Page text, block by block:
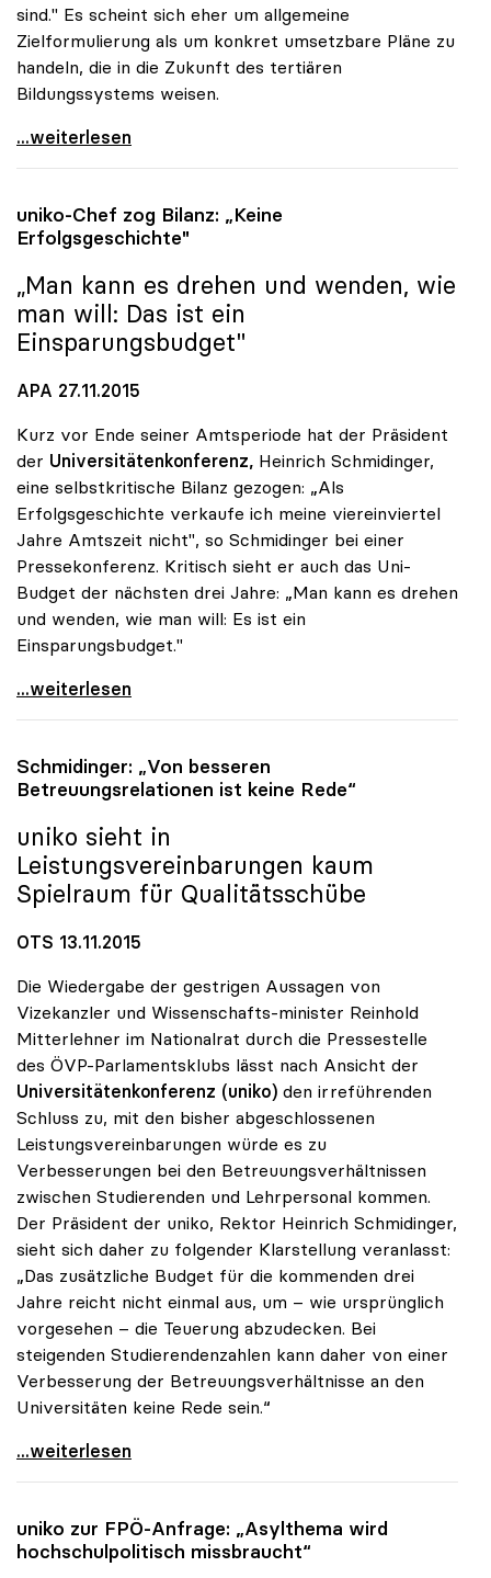
sind." Es scheint sich eher um allgemeine
Zielformulierung als um konkret umsetzbare Pläne zu
handeln, die in die Zukunft des tertiären
Bildungssystems weisen.
uniko: Universitätsentwicklungsplan zeigt nur
...weiterlesen
uniko-Chef zog Bilanz: „Keine
Erfolgsgeschichte"
„Man kann es drehen und wenden, wie
man will: Das ist ein
Einsparungsbudget"
APA 27.11.2015
Kurz vor Ende seiner Amtsperiode hat der Präsident
der Universitätenkonferenz, Heinrich Schmidinger,
eine selbstkritische Bilanz gezogen: „Als
Erfolgsgeschichte verkaufe ich meine viereinviertel
Jahre Amtszeit nicht", so Schmidinger bei einer
Pressekonferenz. Kritisch sieht er auch das Uni-
Budget der nächsten drei Jahre: „Man kann es drehen
und wenden, wie man will: Es ist ein
Einsparungsbudget."
uniko-Chef zog Bilanz: „Keine Erfolgsgeschichte\"
...weiterlesen
Schmidinger: „Von besseren
Betreuungsrelationen ist keine Rede“
uniko sieht in
Leistungsvereinbarungen kaum
Spielraum für Qualitätsschübe
OTS 13.11.2015
Die Wiedergabe der gestrigen Aussagen von
Vizekanzler und Wissenschafts-minister Reinhold
Mitterlehner im Nationalrat durch die Pressestelle
des ÖVP-Parlamentsklubs lässt nach Ansicht der
Universitätenkonferenz (uniko) den irreführenden
Schluss zu, mit den bisher abgeschlossenen
Leistungsvereinbarungen würde es zu
Verbesserungen bei den Betreuungsverhältnissen
zwischen Studierenden und Lehrpersonal kommen.
Der Präsident der uniko, Rektor Heinrich Schmidinger,
sieht sich daher zu folgender Klarstellung veranlasst:
„Das zusätzliche Budget für die kommenden drei
Jahre reicht nicht einmal aus, um – wie ursprünglich
vorgesehen – die Teuerung abzudecken. Bei
steigenden Studierendenzahlen kann daher von einer
Verbesserung der Betreuungsverhältnisse an den
Universitäten keine Rede sein.“
Schmidinger: „Von besseren Betreuungsrelationen
...weiterlesen
uniko zur FPÖ-Anfrage: „Asylthema wird
hochschulpolitisch missbraucht“